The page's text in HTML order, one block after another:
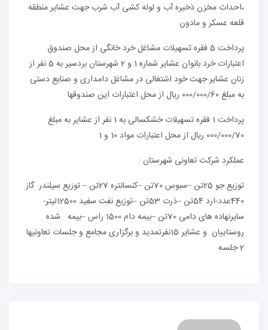
،احداث مخزن ذخیره آب و لوله کشی آب شرب جهت عشایر منطقه
قلعه عسکر و مادون
پرداخت 5 فقره تسهیلات مشاغل خرد خانگی از محل صندوق
اعتبارات خرد بانوان عشایر شماره 1 و 2 شهرستان بردسیر به 5 نفر از
زنان عشایر جهت خود اشتغالی در مشاغل دامداری و صنایع دستی
به مبلغ 000/000/60 ریال از محل اعتبارات این صندوقها
پرداخت 1 فقره تسهیلات خشکسالی به 1 نفر از عشایر به مبلغ
000/000/70 ریال از محل اعتبارات مواد 10 و 1
عملکرد شرکت تعاونی شهرستان :
توزیع جو 25تن –سبوس 70تن –کنسانتره 27تن – توزیع سیلندر گاز
440عدد-ارد 54تن –ذرت 53تن –توزیع نفت سفید 12500لیتر-
سایرنهاده های دامی 70تن –بیمه دام 1500 راس –بیمه شده
روستاییان و عشایر 15نفرتمدید و برگزاری مجامع و جلسات تعاونیها
2 جلسه